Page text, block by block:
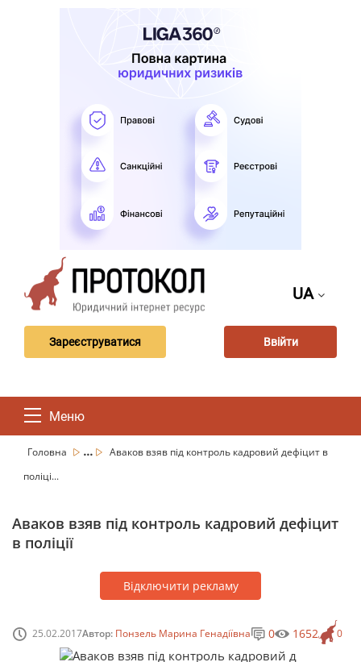
UA
Зареєструватися Ввійти
Меню
Головна ...
Аваков взяв під контроль кадровий дефіцит в
поліці...
Аваков взяв під контроль кадровий дефіцит
в поліції
Відключити рекламу
25.02.2017Автор: Понзель Марина Генадіївна 0
0 1652